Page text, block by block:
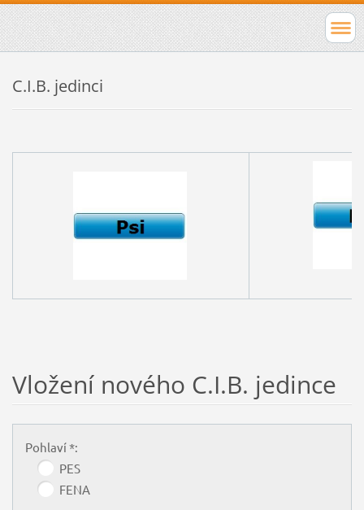
C.I.B. jedinci
Vložení nového C.I.B. jedince
Pohlaví *:
PES
FENA